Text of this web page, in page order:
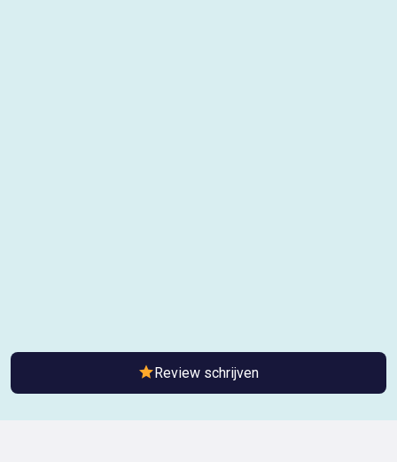
Review schrijven